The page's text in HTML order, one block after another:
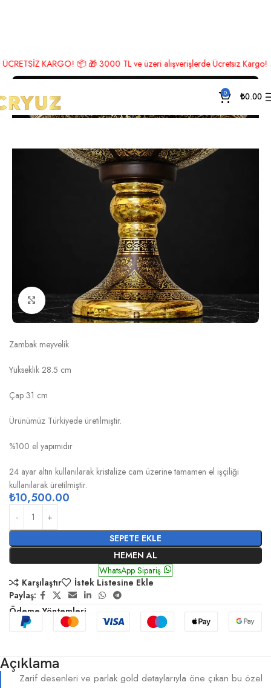
📦 🎁 3000 TL ve üzeri alışverişlerde Ücretsiz Kargo! 🎉
0 ₺0.00
Ana Sayfa Lüks Aksesuar
Click to enlarge
Zambak meyvelik
Yükseklik 28.5 cm
Çap 31 cm
Ürünümüz Türkiyede üretilmiştir.
%100 el yapımıdır
24 ayar altın kullanılarak kristalize cam üzerine tamamen el işçiliği
kullanılarak üretilmiştir.
₺10,500.00
SEPETE EKLE
HEMEN AL
WhatsApp Sipariş
Karşılaştır
İstek Listesine Ekle
Paylaş:
Ödeme Yöntemleri
Açıklama
Zarif desenleri ve parlak gold detaylarıyla öne çıkan bu özel